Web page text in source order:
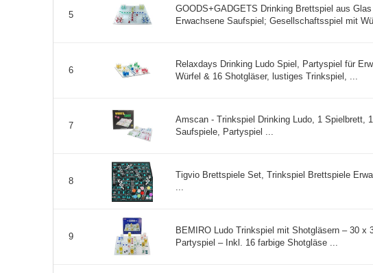
5
GOODS+GADGETS Drinking Brettspiel aus
Erwachsene Saufspiel; Gesellschaftsspiel mit
6
Relaxdays Drinking Ludo Spiel, Partyspiel für
Würfel & 16 Shotgläser, lustiges Trinkspiel, ...
7
Amscan - Trinkspiel Drinking Ludo, 1 Spielbrett,
Saufspiele, Partyspiel ...
8
Tigvio Brettspiele Set, Trinkspiel Brettspiele
9
BEMIRO Ludo Trinkspiel mit Shotgläsern – 30 x
Partyspiel – Inkl. 16 farbige Shotgläse ...